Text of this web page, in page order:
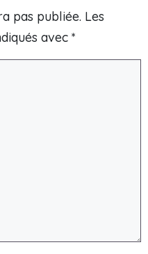
pas publiée. Les
avec *